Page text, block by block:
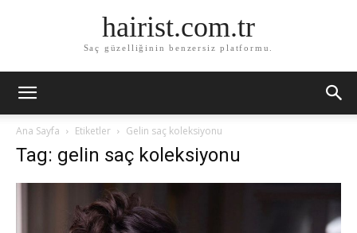
hairist.com.tr
Saç güzelliğinin benzersiz platformu.
Ana Sayfa Etiketler Gelin saç koleksiyonu
Tag: gelin saç koleksiyonu